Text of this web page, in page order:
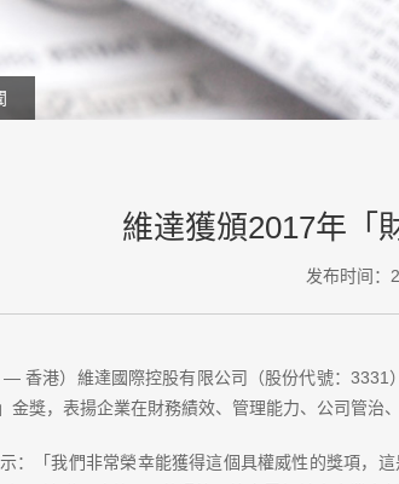
維達獲頒2017年「
发布时间：
港）維達國際控股有限公司（股份代號：3331）
金獎，表揚企業在財務績效、管理能力、公司管治
：「我們非常榮幸能獲得這個具權威性的獎項，